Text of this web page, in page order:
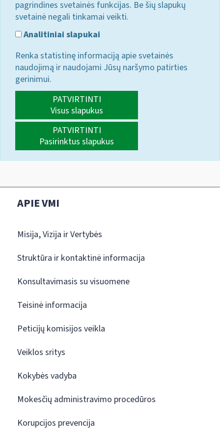
pagrindines svetainės funkcijas. Be šių slapukų
svetainė negali tinkamai veikti.
Analitiniai slapukai
Renka statistinę informaciją apie svetainės
naudojimą ir naudojami Jūsų naršymo patirties
gerinimui.
PATVIRTINTI
Visus slapukus
PATVIRTINTI
Pasirinktus slapukus
APIE VMI
Misija, Vizija ir Vertybės
Struktūra ir kontaktinė informacija
Konsultavimasis su visuomene
Teisinė informacija
Peticijų komisijos veikla
Veiklos sritys
Kokybės vadyba
Mokesčių administravimo procedūros
Korupcijos prevencija